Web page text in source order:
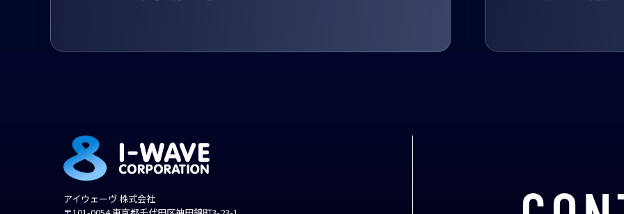
アイウェーヴ 株式会社